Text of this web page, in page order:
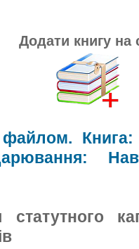
Додати книгу на
Книга:
статутного